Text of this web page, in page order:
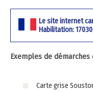
Le site internet
Habilitation:
Exemples de
Carte grise